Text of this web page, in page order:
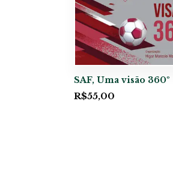
SAF, Uma visão 360º
R$55,00